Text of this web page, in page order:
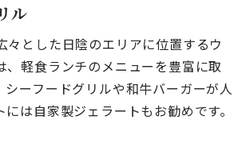
ル
々とした日陰のエリアに位置するウ
、軽食ランチのメニューを豊富に取
シーフードグリルや和牛バーガーが人
は自家製ジェラートもお勧めです。